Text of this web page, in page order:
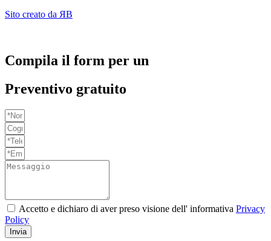
Sito creato da ЯB
Compila il form per un
Preventivo gratuito
Accetto e dichiaro di aver preso visione dell' informativa Privacy
Policy
Invia